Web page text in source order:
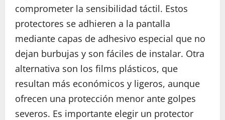
comprometer la sensibilidad táctil. Estos
protectores se adhieren a la pantalla
mediante capas de adhesivo especial que no
dejan burbujas y son fáciles de instalar. Otra
alternativa son los films plásticos, que
resultan más económicos y ligeros, aunque
ofrecen una protección menor ante golpes
severos. Es importante elegir un protector